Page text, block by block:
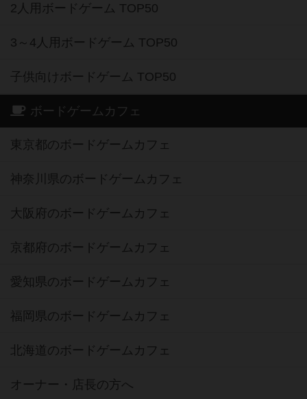
2人用ボードゲーム TOP50
3～4人用ボードゲーム TOP50
子供向けボードゲーム TOP50
ボードゲームカフェ
東京都のボードゲームカフェ
神奈川県のボードゲームカフェ
大阪府のボードゲームカフェ
京都府のボードゲームカフェ
愛知県のボードゲームカフェ
福岡県のボードゲームカフェ
北海道のボードゲームカフェ
オーナー・店長の方へ